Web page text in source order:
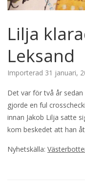
Lilja
Leksand
Importerad 31 januari,
Det var för två år
gjorde en ful
innan Jakob Lilja satte
kom beskedet att han
Nyhetskälla: